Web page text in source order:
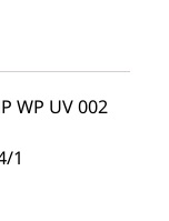
WP UV 002
1